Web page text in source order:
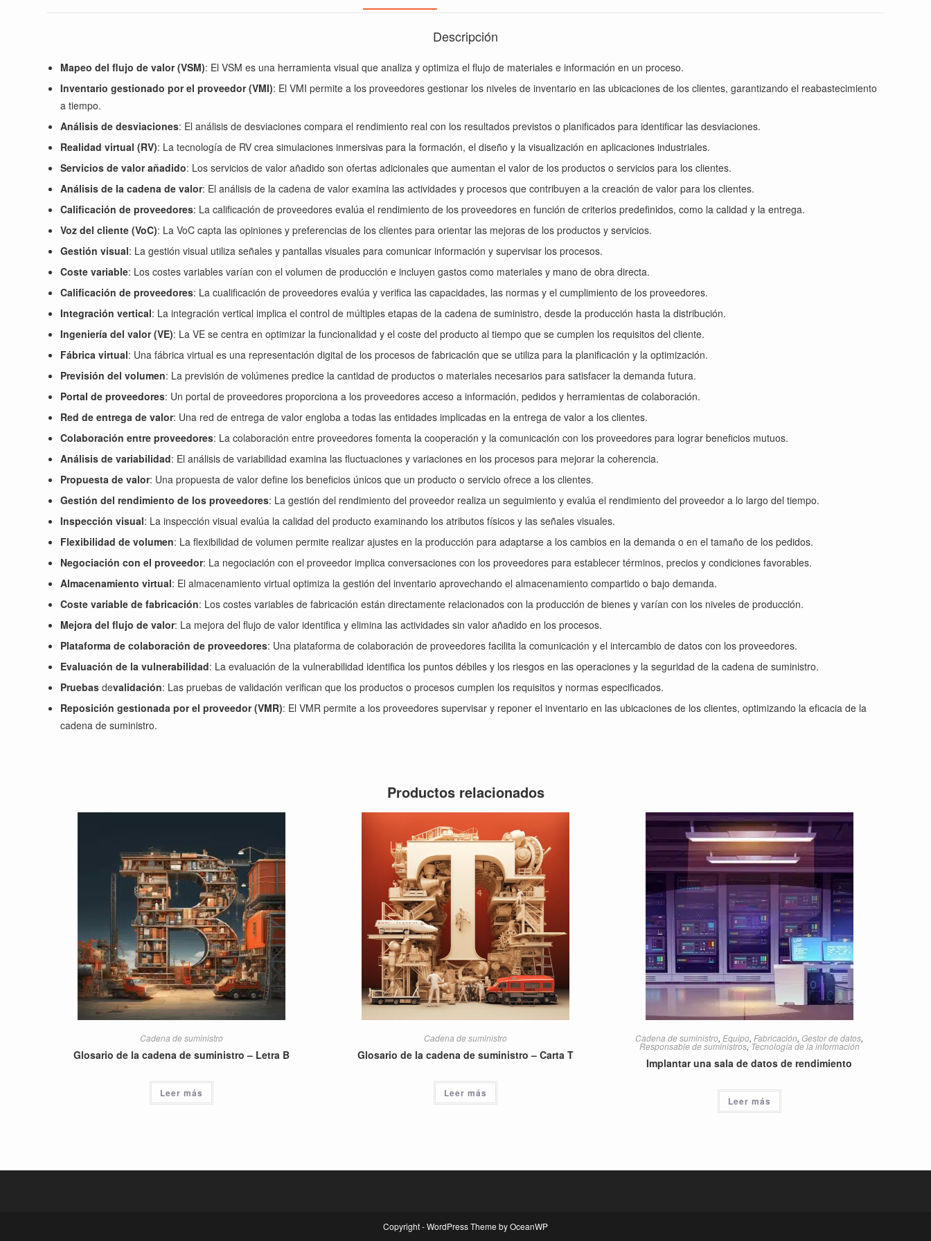
Descripción
Mapeo del flujo de valor (VSM): El VSM es una herramienta visual que analiza y optimiza el flujo de materiales e información en un proceso.
Inventario gestionado por el proveedor (VMI): El VMI permite a los proveedores gestionar los niveles de inventario en las ubicaciones de los clientes, garantizando el reabastecimiento
a tiempo.
Análisis de desviaciones: El análisis de desviaciones compara el rendimiento real con los resultados previstos o planificados para identificar las desviaciones.
Realidad virtual (RV): La tecnología de RV crea simulaciones inmersivas para la formación, el diseño y la visualización en aplicaciones industriales.
Servicios de valor añadido: Los servicios de valor añadido son ofertas adicionales que aumentan el valor de los productos o servicios para los clientes.
Análisis de la cadena de valor: El análisis de la cadena de valor examina las actividades y procesos que contribuyen a la creación de valor para los clientes.
Calificación de proveedores: La calificación de proveedores evalúa el rendimiento de los proveedores en función de criterios predefinidos, como la calidad y la entrega.
Voz del cliente (VoC): La VoC capta las opiniones y preferencias de los clientes para orientar las mejoras de los productos y servicios.
Gestión visual: La gestión visual utiliza señales y pantallas visuales para comunicar información y supervisar los procesos.
Coste variable: Los costes variables varían con el volumen de producción e incluyen gastos como materiales y mano de obra directa.
Calificación de proveedores: La cualificación de proveedores evalúa y verifica las capacidades, las normas y el cumplimiento de los proveedores.
Integración vertical: La integración vertical implica el control de múltiples etapas de la cadena de suministro, desde la producción hasta la distribución.
Ingeniería del valor (VE): La VE se centra en optimizar la funcionalidad y el coste del producto al tiempo que se cumplen los requisitos del cliente.
Fábrica virtual: Una fábrica virtual es una representación digital de los procesos de fabricación que se utiliza para la planificación y la optimización.
Previsión del volumen: La previsión de volúmenes predice la cantidad de productos o materiales necesarios para satisfacer la demanda futura.
Portal de proveedores: Un portal de proveedores proporciona a los proveedores acceso a información, pedidos y herramientas de colaboración.
Red de entrega de valor: Una red de entrega de valor engloba a todas las entidades implicadas en la entrega de valor a los clientes.
Colaboración entre proveedores: La colaboración entre proveedores fomenta la cooperación y la comunicación con los proveedores para lograr beneficios mutuos.
Análisis de variabilidad: El análisis de variabilidad examina las fluctuaciones y variaciones en los procesos para mejorar la coherencia.
Propuesta de valor: Una propuesta de valor define los beneficios únicos que un producto o servicio ofrece a los clientes.
Gestión del rendimiento de los proveedores: La gestión del rendimiento del proveedor realiza un seguimiento y evalúa el rendimiento del proveedor a lo largo del tiempo.
Inspección visual: La inspección visual evalúa la calidad del producto examinando los atributos físicos y las señales visuales.
Flexibilidad de volumen: La flexibilidad de volumen permite realizar ajustes en la producción para adaptarse a los cambios en la demanda o en el tamaño de los pedidos.
Negociación con el proveedor: La negociación con el proveedor implica conversaciones con los proveedores para establecer términos, precios y condiciones favorables.
Almacenamiento virtual: El almacenamiento virtual optimiza la gestión del inventario aprovechando el almacenamiento compartido o bajo demanda.
Coste variable de fabricación: Los costes variables de fabricación están directamente relacionados con la producción de bienes y varían con los niveles de producción.
Mejora del flujo de valor: La mejora del flujo de valor identifica y elimina las actividades sin valor añadido en los procesos.
Plataforma de colaboración de proveedores: Una plataforma de colaboración de proveedores facilita la comunicación y el intercambio de datos con los proveedores.
Evaluación de la vulnerabilidad: La evaluación de la vulnerabilidad identifica los puntos débiles y los riesgos en las operaciones y la seguridad de la cadena de suministro.
Pruebas devalidación: Las pruebas de validación verifican que los productos o procesos cumplen los requisitos y normas especificados.
Reposición gestionada por el proveedor (VMR): El VMR permite a los proveedores supervisar y reponer el inventario en las ubicaciones de los clientes, optimizando la eficacia de la
cadena de suministro.
Productos relacionados
Cadena de suministro
Glosario de la cadena de suministro – Letra B
Leer más
Cadena de suministro
Glosario de la cadena de suministro – Carta T
Leer más
Cadena de suministro, Equipo, Fabricación,Gestor de datos,
Responsable de suministros,Tecnología de la información
Implantar una sala de datos de rendimiento
Leer más
Copyright - WordPress Theme by OceanWP